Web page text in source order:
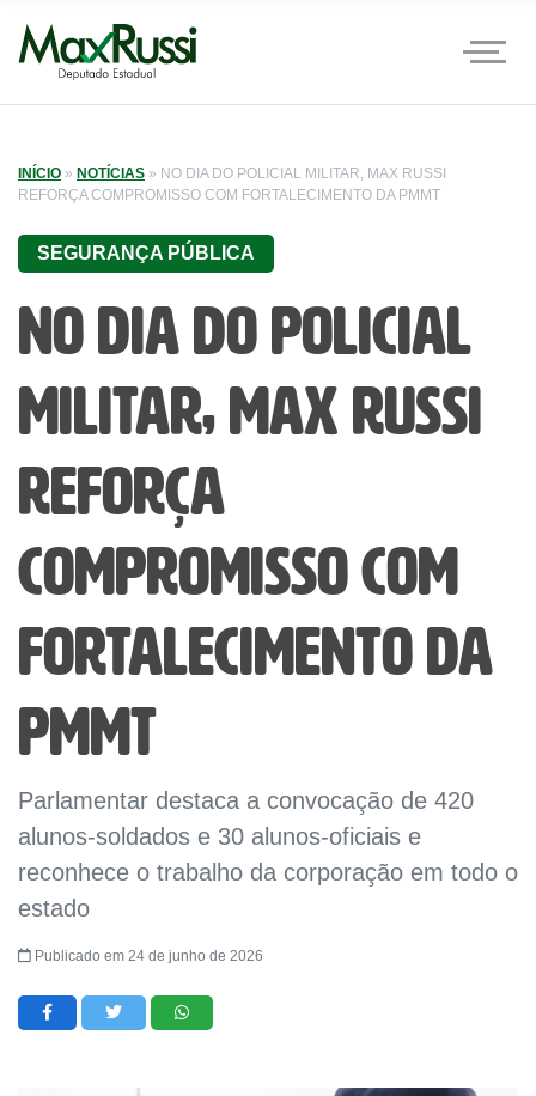
INÍCIO » NOTÍCIAS » NO DIA DO POLICIAL MILITAR, MAX RUSSI
REFORÇA COMPROMISSO COM FORTALECIMENTO DA PMMT
SEGURANÇA PÚBLICA
No Dia do Policial
Militar, Max Russi
reforça
compromisso com
fortalecimento da
PMMT
Parlamentar destaca a convocação de 420
alunos-soldados e 30 alunos-oficiais e
reconhece o trabalho da corporação em todo o
estado
Publicado em 24 de junho de 2026